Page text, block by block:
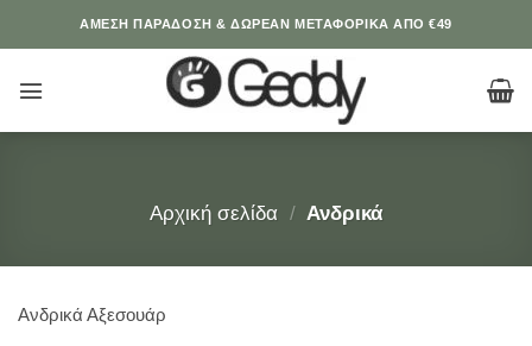
ΆΜΕΣΗ ΠΑΡΑΔΟΣΗ & ΔΩΡΕΑΝ ΜΕΤΑΦΟΡΙΚΑ ΑΠΟ €49
Αρχική σελίδα / Ανδρικά
Ανδρικά Αξεσουάρ